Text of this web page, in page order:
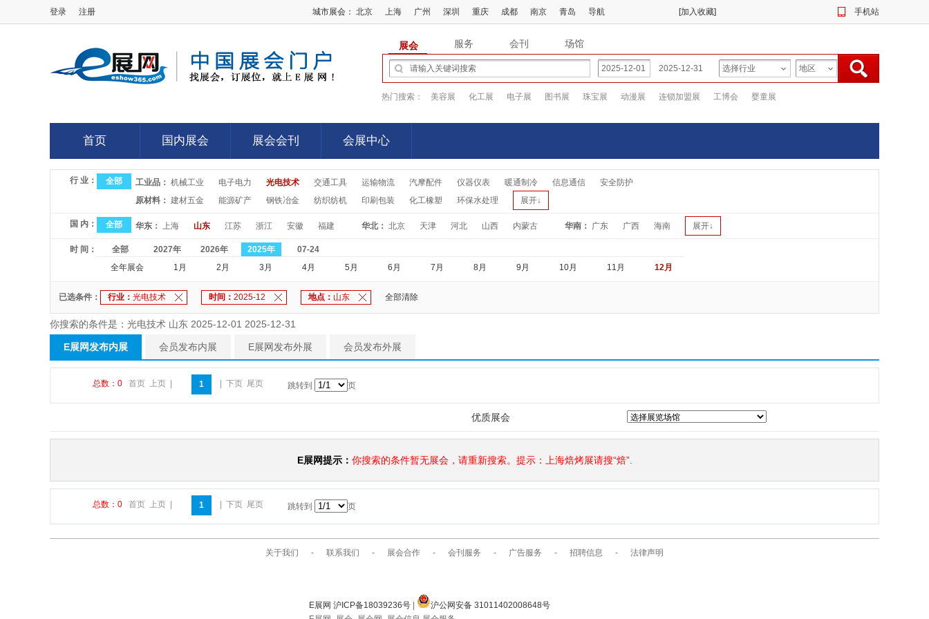
登录 注册 城市展会： 北京 上海 广州 深圳 重庆 成都 南京 青岛 导航 [加入收藏] 手机站
展会 服务 会刊 场馆
热门搜索： 美容展 化工展 电子展 图书展 珠宝展 动漫展 连锁加盟展 工博会 婴童展
首页
首页
国内展会
国内展会
展会会刊
展会会刊
会展中心
会展中心
行 业： 全部 工业品： 机械工业 电子电力 光电技术 交通工具 运输物流 汽摩配件 仪器仪表 暖通制冷 信息通信
安全防护
原材料： 建材五金 能源矿产 钢铁冶金 纺织纺机 印刷包装 化工橡塑 环保水处理 展开↓
国 内： 全部 华东： 上海 山东 江苏 浙江 安徽 福建 华北： 北京 天津 河北 山西 内蒙古 华南： 广东 广西 海南 展开↓
时 间： 全部 2027年 2026年 2025年
07-24
全年展会
1月 2月 3月 4月 5月 6月 7月 8月 9月 10月 11月 12月
已选条件： 行业： 光电技术 时间： 2025-12 地点： 山东 全部清除
你搜索的条件是：光电技术 山东 2025-12-01 2025-12-31
E展网发布内展 会员发布内展 E展网发布外展 会员发布外展
总数：0 首页 上页 1 下页 尾页 跳转到 页
优质展会
E展网提示： 你搜索的条件暂无展会，请重新搜索。提示：上海焙烤展请搜“焙”.
总数：0 首页 上页 1 下页 尾页 跳转到 页
关于我们 - 联系我们 - 展会合作 - 会刊服务 - 广告服务 - 招聘信息 - 法律声明
E展网 沪ICP备18039236号
沪公网安备 31011402008648号